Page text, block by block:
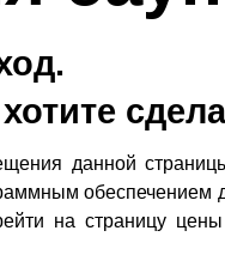
данной
обеспечением
на страницу